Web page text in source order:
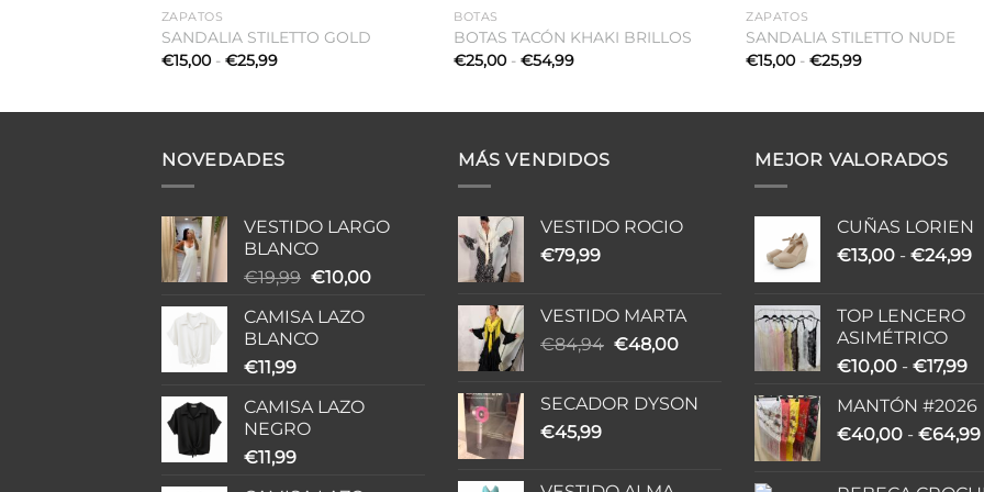
ZAPATOS
SANDALIA STILETTO GOLD
€15,00 - €25,99Rango
€25,99
BOTAS
BOTAS TACÓN KHAKI BRILLOS
€25,00 - €54,99Rango
€54,99
ZAPATOS
SANDALIA STILETTO NUDE
€15,00 - €25,99Rango
€25,99
NOVEDADES
VESTIDO LARGO
BLANCO
€19,99 El
original
era:
€10,00El
CAMISA LAZO
BLANCO
€11,99
CAMISA LAZO
NEGRO
€11,99
MÁS VENDIDOS
VESTIDO ROCIO
€79,99
VESTIDO MARTA
€84,94 El
era:
€48,00El
es:
SECADOR DYSON
€45,99
MEJOR VALORADOS
CUÑAS LORIEN
€13,00 - €24,99
TOP LENCERO
ASIMÉTRICO
€10,00 - €17,99
MANTÓN #2026
€40,00 - €64,99